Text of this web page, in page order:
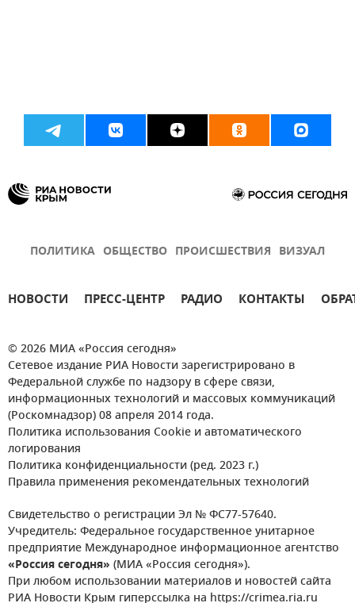
ПОЛИТИКА ОБЩЕСТВО ПРОИСШЕСТВИЯ ВИЗУАЛ
НОВОСТИ ПРЕСС-ЦЕНТР РАДИО КОНТАКТЫ
© 2026 МИА «Россия сегодня»
Сетевое издание РИА Новости зарегистрировано в
Федеральной службе по надзору в сфере связи,
информационных технологий и массовых коммуникаций
(Роскомнадзор) 08 апреля 2014 года.
Политика использования Cookie и автоматического
логирования
Политика конфиденциальности (ред. 2023 г.)
Правила применения рекомендательных технологий
Свидетельство о регистрации Эл № ФС77-57640.
Учредитель: Федеральное государственное унитарное
предприятие Международное информационное агентство
«Россия сегодня» (МИА «Россия сегодня»).
При любом использовании материалов и новостей сайта
РИА Новости Крым гиперссылка на https://crimea.ria.ru